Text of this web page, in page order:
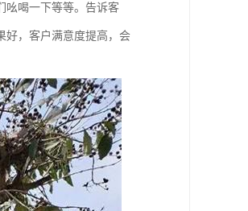
吆喝一下等等。告诉客
好，客户满意度提高，会